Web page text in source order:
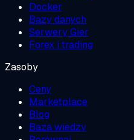
Docker
Bazy danych
Serwery Gier
Forex i trading
Zasoby
Ceny
Marketplace
Blog
Baza wiedzy